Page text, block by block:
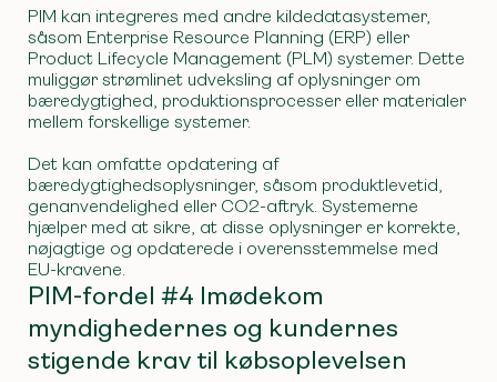
PIM kan integreres med andre kildedatasystemer,
såsom Enterprise Resource Planning (ERP) eller
Product Lifecycle Management (PLM) systemer. Dette
muliggør strømlinet udveksling af oplysninger om
bæredygtighed, produktionsprocesser eller materialer
mellem forskellige systemer.
Det kan omfatte opdatering af
bæredygtighedsoplysninger, såsom produktlevetid,
genanvendelighed eller CO2-aftryk. Systemerne
hjælper med at sikre, at disse oplysninger er korrekte,
nøjagtige og opdaterede i overensstemmelse med
EU-kravene.
PIM-fordel #4 Imødekom
myndighedernes og kundernes
stigende krav til købsoplevelsen